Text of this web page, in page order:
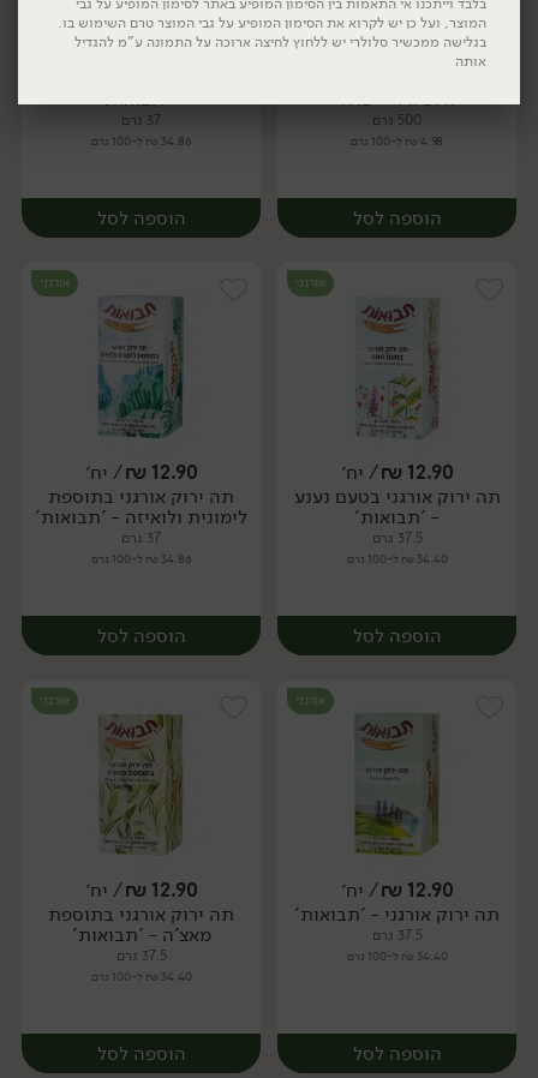
24.90
₪ / יח׳
NIGHT - 'פרא'
500 גרם
4.98 ₪ ל-100 גרם
הוספה לסל
יח׳
12.90
₪/ יח׳
- 'תבואות'
37 גרם
34.86 ₪ ל-100 גרם
הוספה לסל
יח׳
אורגני
12.90
₪/ יח׳
תה ירוק אורגני בטעם נענע
- 'תבואות'
37.5 גרם
34.40 ₪ ל-100 גרם
הוספה לסל
יח׳
אורגני
12.90
₪/ יח׳
תה ירוק אורגני בתוספת
לימונית ולואיזה - 'תבואות'
37 גרם
34.86 ₪ ל-100 גרם
הוספה לסל
יח׳
אורגני
12.90
₪/ יח׳
תה ירוק אורגני - 'תבואות'
37.5 גרם
34.40 ₪ ל-100 גרם
הוספה לסל
אורגני
12.90
₪/ יח׳
תה ירוק אורגני בתוספת
מאצ'ה - 'תבואות'
37.5 גרם
34.40 ₪ ל-100 גרם
הוספה לסל
בלבד וייתכנו אי התאמות בין הסימון המופיע באתר לסימון המופיע על גבי
המוצר, ועל כן יש לקרוא את הסימון המופיע על גבי המוצר טרם השימוש בו.
בגלישה ממכשיר סלולרי יש ללחוץ לחיצה ארוכה על התמונה ע"מ להגדיל
אותה